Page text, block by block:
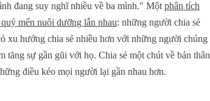
đang suy nghĩ nhiều về ba mình." Một phân tích
mến nuôi dưỡng lẫn nhau: những người chia sẻ
xu hướng chia sẻ nhiều hơn với những người chúng
tăng sự gần gũi với họ. Chia sẻ một chút về bản thân
điều kéo mọi người lại gần nhau hơn.